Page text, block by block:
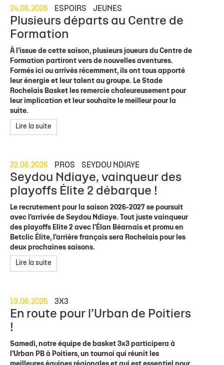
24.06.2026 ESPOIRS JEUNES
Plusieurs départs au Centre de
Formation
À l’issue de cette saison, plusieurs joueurs du Centre de
Formation partiront vers de nouvelles aventures.
Formés ici ou arrivés récemment, ils ont tous apporté
leur énergie et leur talent au groupe. Le Stade
Rochelais Basket les remercie chaleureusement pour
leur implication et leur souhaite le meilleur pour la
suite.
Lire la suite
22.06.2026 PROS SEYDOU NDIAYE
Seydou Ndiaye, vainqueur des
playoffs Élite 2 débarque !
Le recrutement pour la saison 2026-2027 se poursuit
avec l'arrivée de Seydou Ndiaye. Tout juste vainqueur
des playoffs Elite 2 avec l'Élan Béarnais et promu en
Betclic Élite, l'arrière français sera Rochelais pour les
deux prochaines saisons.
Lire la suite
19.06.2026 3X3
En route pour l’Urban de Poitiers
!
Samedi, notre équipe de basket 3x3 participera à
l'Urban PB à Poitiers, un tournoi qui réunit les